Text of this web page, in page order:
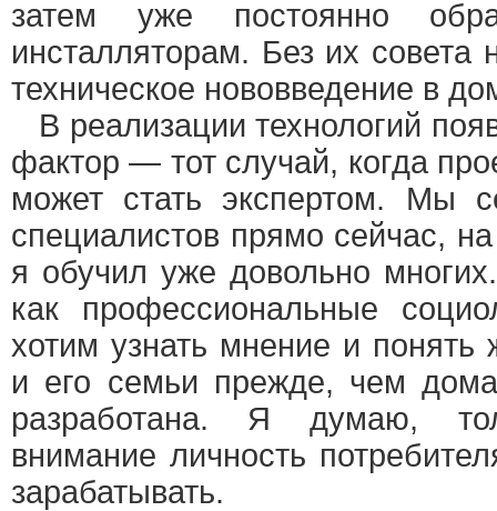
затем уже постоянно
инсталляторам. Без их совета
техническое нововведение в
В реализации технологий
фактор — тот случай, когда
может стать экспертом. Мы
специалистов прямо сейчас,
я обучил уже довольно
как профессиональные
хотим узнать мнение и понять
и его семьи прежде, чем
разработана. Я думаю,
внимание личность
зарабатывать.